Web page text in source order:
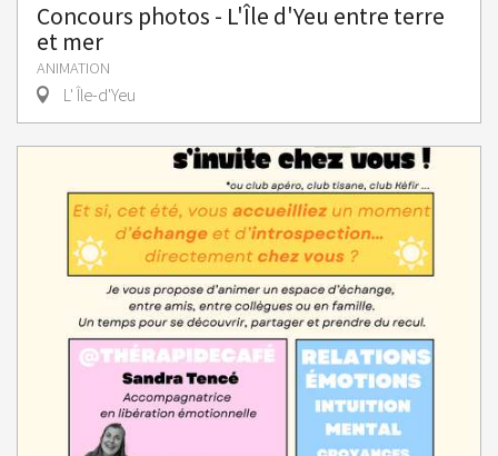
Concours photos - L'Île d'Yeu entre terre
et mer
ANIMATION
L' Île-d'Yeu